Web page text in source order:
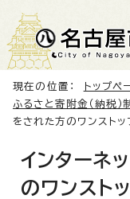
現在の位置： トップペ
ふるさと寄附金（納税）
をされた方のワンスト
インターネ
のワンスト